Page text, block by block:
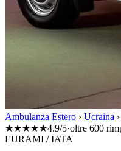
Ambulanza Estero › Ucraina ›
★★★★★4.9/5·oltre 600
EURAMI / IATA